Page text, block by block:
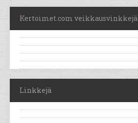
Kertoimet.com veikkausvinkkejä
Linkkejä